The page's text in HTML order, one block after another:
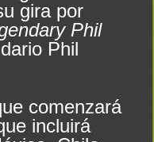
gira por
Phil
Phil
comenzará
incluirá